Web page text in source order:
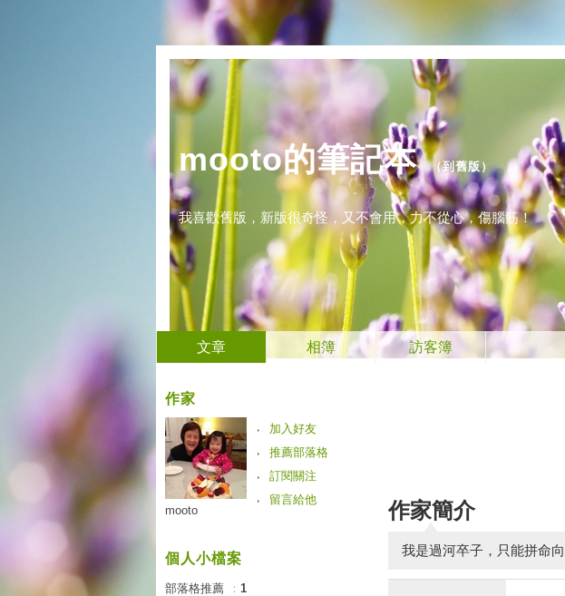
mooto的筆記本（到舊版）
我喜歡舊版，新版很奇怪，又不會用，力不從心，傷腦筋！
文章 相簿 訪客簿
作家簡介
我是過河卒子，只能拼命向
作家
加入好友
推薦部落格
訂閱關注
留言給他
mooto
個人小檔案
部落格推薦 ： 1